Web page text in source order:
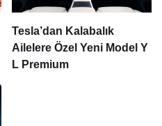
Tesla’dan Kalabalık
Ailelere Özel Yeni Model Y
L Premium